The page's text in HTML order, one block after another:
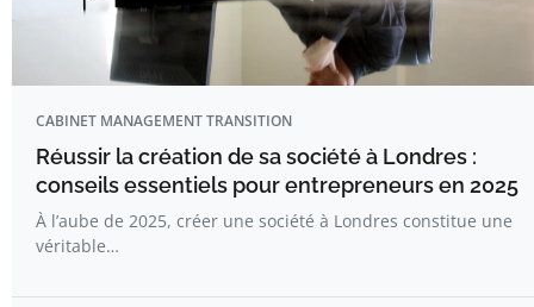
CABINET MANAGEMENT TRANSITION
Réussir la création de sa société à Londres :
conseils essentiels pour entrepreneurs en 2025
À l’aube de 2025, créer une société à Londres constitue une
véritable…